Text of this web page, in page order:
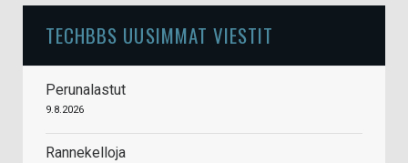
TECHBBS UUSIMMAT VIESTIT
Perunalastut
9.8.2026
Rannekelloja